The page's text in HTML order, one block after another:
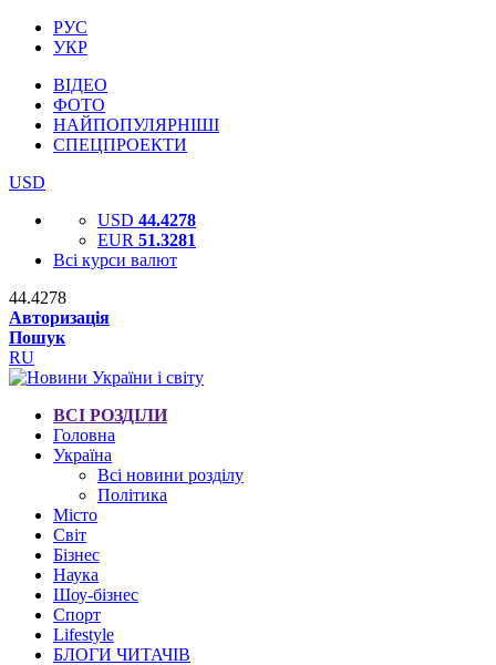
РУС
УКР
ВІДЕО
ФОТО
НАЙПОПУЛЯРНІШІ
СПЕЦПРОЕКТИ
USD
USD 44.4278
EUR 51.3281
Всі курси валют
44.4278
Авторизація
Пошук
RU
ВСІ РОЗДІЛИ
Головна
Україна
Всі новини розділу
Політика
Місто
Світ
Бізнес
Наука
Шоу-бізнес
Спорт
Lifestyle
БЛОГИ ЧИТАЧІВ